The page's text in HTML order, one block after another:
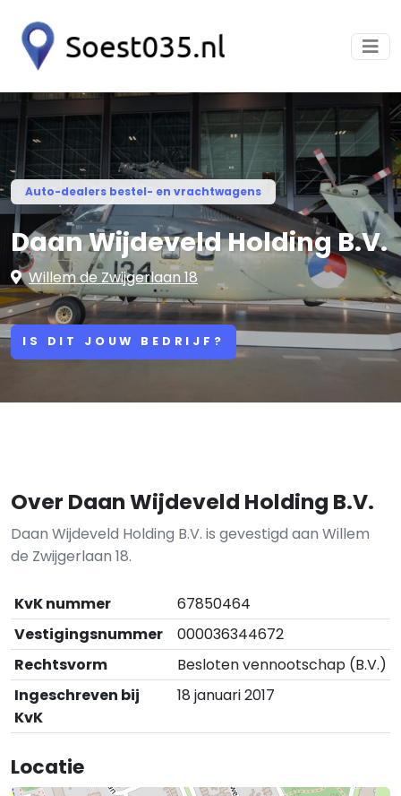
Auto-dealers bestel- en vrachtwagens
Daan Wijdeveld Holding B.V.
Willem de Zwijgerlaan 18
IS DIT JOUW BEDRIJF?
Over Daan Wijdeveld Holding B.V.
Daan Wijdeveld Holding B.V. is gevestigd aan Willem
de Zwijgerlaan 18.
KvK nummer
67850464
Vestigingsnummer
000036344672
Rechtsvorm
Besloten vennootschap (B.V.)
Ingeschreven bij
KvK
18 januari 2017
Locatie